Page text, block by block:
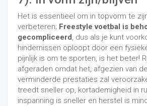
Het is essentieel om in topvorm te
verbeteren; Freestyle voetbal is
gecompliceerd, dus als je kunt
hindernissen oploopt door een
pijnlijk is om te sporten, is het beter!
afgeraden omdat het, afgezien van
verminderde prestaties zal
treedt sneller op, kortademigheid in
inspanning is sneller en herstel is